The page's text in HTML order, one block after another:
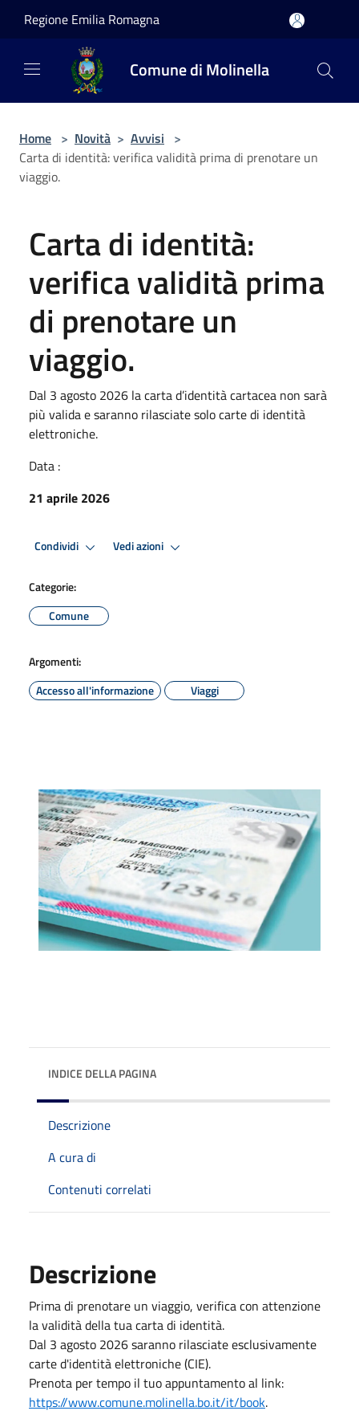
Regione Emilia Romagna
Comune di Molinella
Home > Novità > Avvisi >
Carta di identità: verifica validità prima di prenotare un
viaggio.
Carta di identità:
verifica validità prima
di prenotare un
viaggio.
Dal 3 agosto 2026 la carta d’identità cartacea non sarà
più valida e saranno rilasciate solo carte di identità
elettroniche.
Data :
21 aprile 2026
Condividi Vedi azioni
Categorie:
Comune
Argomenti:
Accesso all'informazione
Viaggi
INDICE DELLA PAGINA
Descrizione
A cura di
Contenuti correlati
Descrizione
Prima di prenotare un viaggio, verifica con attenzione
la validità della tua carta di identità.
Dal 3 agosto 2026 saranno rilasciate esclusivamente
carte d'identità elettroniche (CIE).
Prenota per tempo il tuo appuntamento al link:
https://www.comune.molinella.bo.it/it/book.